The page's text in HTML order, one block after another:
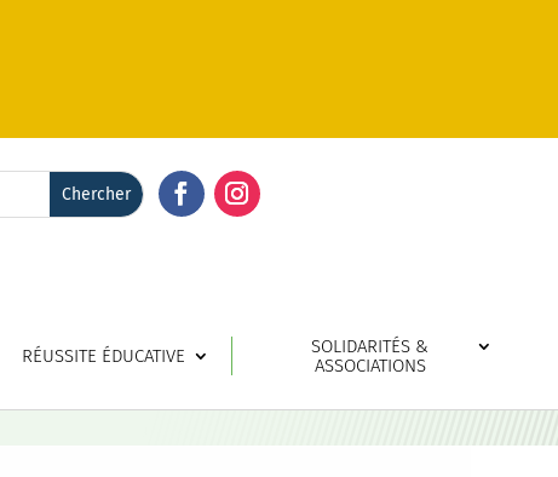
RÉUSSITE ÉDUCATIVE
SOLIDARITÉS &
ASSOCIATIONS